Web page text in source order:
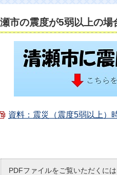
市の震度が5弱以上の場
資料：震災（震度5弱以上）
PDFファイルをご覧いただくに